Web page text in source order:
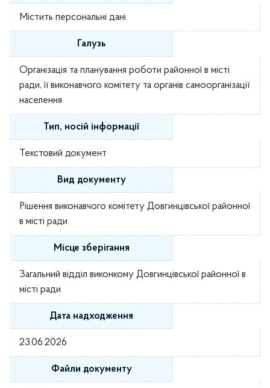
Містить персональні дані
Галузь
Організація та планування роботи районної в місті
ради, її виконавчого комітету та органів самоорганізації
населення
Тип, носій інформації
Текстовий документ
Вид документу
Рішення виконавчого комітету Довгинцівської районної
в місті ради
Місце зберігання
Загальний відділ виконкому Довгинцівської районної в
місті ради
Дата надходження
23.06.2026
Файли документу